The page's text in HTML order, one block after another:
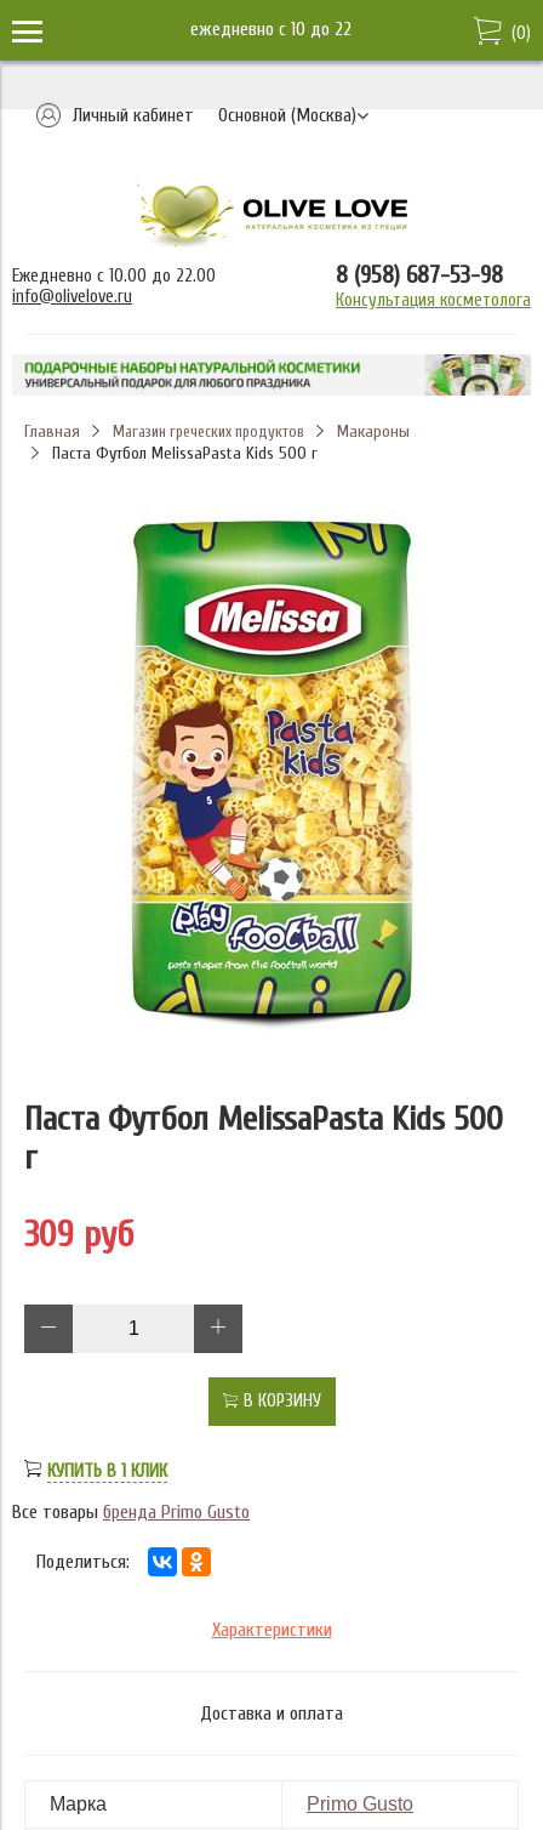
ежедневно c 10 до 22 (0)
Личный кабинет Основной (Москва)
Ежедневно с 10.00 до 22.00
info@olivelove.ru
8 (958) 687-53-98
Консультация косметолога
Главная Магазин греческих продуктов
Макароны
Паста Футбол MelissaPasta Kids 500 г
Паста Футбол MelissaPasta Kids 500
г
309 руб
В КОРЗИНУ
КУПИТЬ В 1 КЛИК
Все товары бренда Primo Gusto
Поделиться:
Характеристики
Доставка и оплата
Марка Primo Gusto